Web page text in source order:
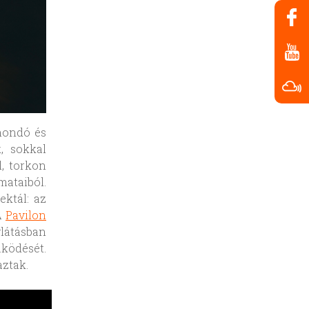
és
sokkal
torkon
az
Pavilon